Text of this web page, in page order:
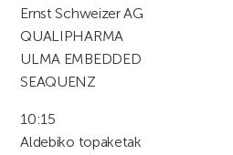
Ernst Schweizer AG
QUALIPHARMA
ULMA EMBEDDED
SEAQUENZ
10:15
Aldebiko topaketak